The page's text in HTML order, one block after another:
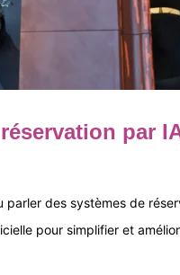
par
des systèmes de
pour simplifier et